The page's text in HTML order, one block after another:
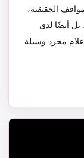
الحقيقية،
بل أيضًا لدى
مجرد وسيلة